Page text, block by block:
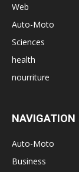
Web
Auto-Moto
Sciences
health
nourriture
NAVIGATION
Auto-Moto
Business